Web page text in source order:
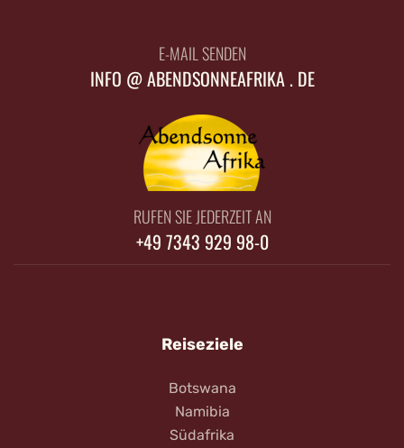
E-MAIL SENDEN
INFO @ ABENDSONNEAFRIKA . DE
RUFEN SIE JEDERZEIT AN
+49 7343 929 98-0
Reiseziele
Botswana
Namibia
Südafrika